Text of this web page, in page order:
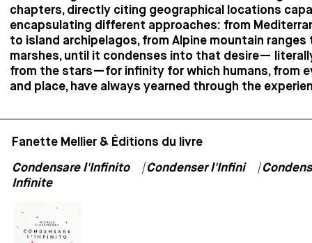
chapters, directly citing geographical locations
encapsulating different approaches: from
to island archipelagos, from Alpine mountain
marshes, until it condenses into that desire—
from the stars—for infinity for which humans, from
and place, have always yearned through the
Fanette Mellier & Éditions du livre
Condensare l'Infinito ⎹ Condenser l'Infini ⎹
Infinite